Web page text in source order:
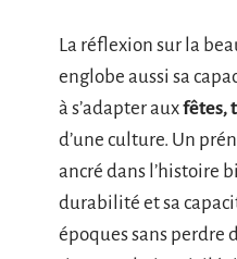
La réflexion sur la
englobe aussi sa
à s’adapter auxfêtes,
d’une culture. Un
ancré dans l’histoire
durabilité et sa
époques sans perdre